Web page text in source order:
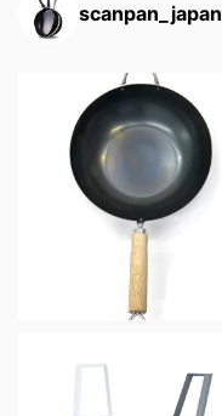
scanpan_japan